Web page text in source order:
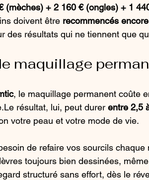
(mèches) + 2 160 € (ongles) + 1
doivent être recommencés
des résultats qui ne tiennent que
le maquillage
, le maquillage permanent coûte
résultat, lui, peut durer entre 2,5
votre peau et votre mode de vie.
de refaire vos sourcils chaque
toujours bien dessinées,
structuré sans effort, dès le